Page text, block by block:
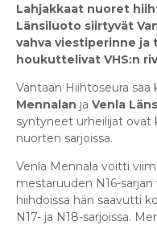
Lahjakkaat nuoret
Länsiluoto siirtyvät
vahva viestiperinne
houkuttelivat VHS:n
Vantaan Hiihtoseura
Mennalan ja Venla
syntyneet urheilijat ovat
nuorten sarjoissa.
Venla Mennala voitti
mestaruuden N16-
hiihdoissa hän saavutti
N17- ja N18-sarjoissa.